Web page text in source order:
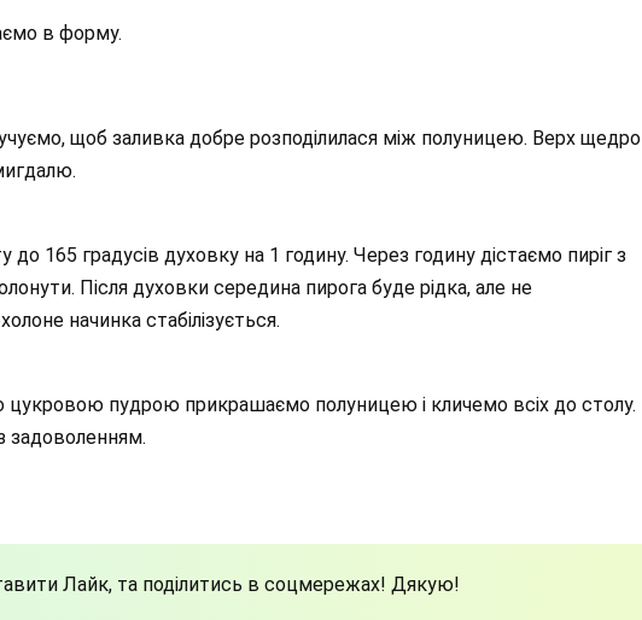
в форму.
щоб заливка добре розподілилася між полуницею. Верх щедро
до 165 градусів духовку на 1 годину. Через годину дістаємо пиріг з
Після духовки середина пирога буде рідка, але не
начинка стабілізується.
цукровою пудрою прикрашаємо полуницею і кличемо всіх до столу.
задоволенням.
Лайк, та поділитись в соцмережах! Дякую!